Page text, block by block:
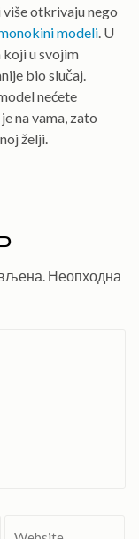
otkrivaju nego
modeli. U
koji u svojim
bio slučaj.
nećete
na vama, zato
želji.
Неопходна